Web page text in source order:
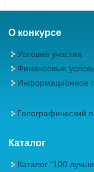
О конкурсе
Условия участия
Финансовые
Информационное
Голографический
Каталог
Каталог "100